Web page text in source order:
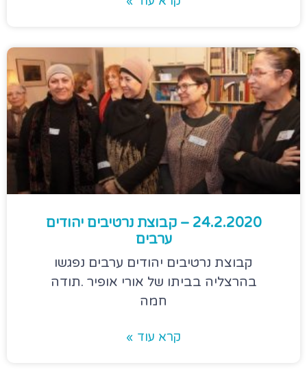
24.2.2020 – קבוצת נרטיבים יהודים
ערבים
קבוצת נרטיבים יהודים ערבים נפגשו
בהרצליה בביתו של אורי אופיר .תודה
חמה
קרא עוד »